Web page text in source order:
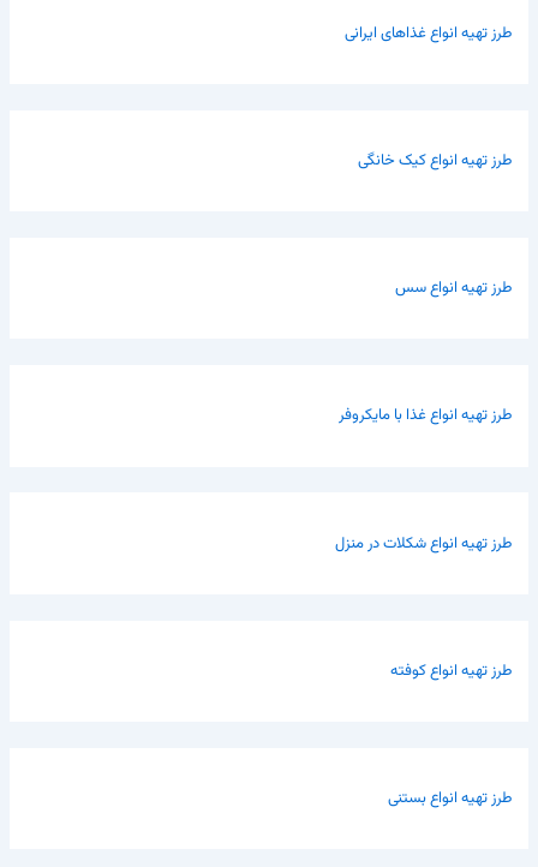
طرز تهیه انواع غذاهای ایرانی
طرز تهیه انواع کیک خانگی
طرز تهیه انواع سس
طرز تهیه انواع غذا با مایکروفر
طرز تهیه انواع شکلات در منزل
طرز تهیه انواع کوفته
طرز تهیه انواع بستنی